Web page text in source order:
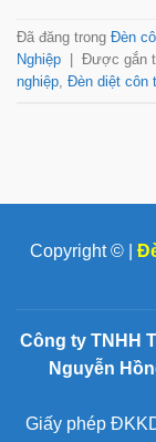
Đã đăng trong Đèn
Nghiệp
Được gắn
nghiệp Đèn diệt côn
Copyright © |
Công ty TNHH
Nguyễn
Giấy phép